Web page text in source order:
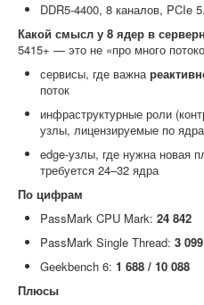
DDR5-4400, 8 каналов, PCIe
Какой смысл у 8 ядер в
5415+ — это не «про много
сервисы, где важна
поток
инфраструктурные роли
узлы, лицензируемые по
edge-узлы, где нужна новая
требуется 24–32 ядра
По цифрам
PassMark CPU Mark: 24 842
PassMark Single Thread: 3 099
Geekbench 6: 1 688 / 10 088
Плюсы